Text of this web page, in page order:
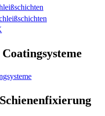
Coatingsysteme
Schienenfixierung